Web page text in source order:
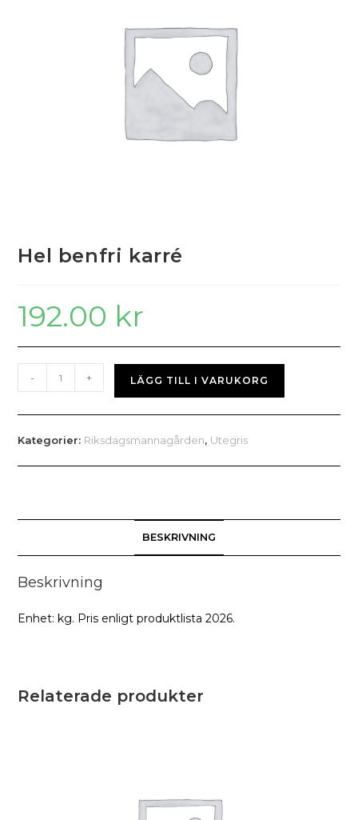
Hel benfri karré
192.00 kr
benfri
karré
- + LÄGG TILL I VARUKORG
Kategorier: Riksdagsmannagården, Utegris
BESKRIVNING
Beskrivning
Enhet: kg. Pris enligt produktlista 2026.
Relaterade produkter